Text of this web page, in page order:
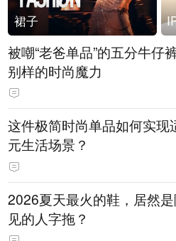
裙子
被嘲“老爸单品”的五分牛仔
别样的时尚魔力
这件极简时尚单品如何实现
元生活场景？
2026夏天最火的鞋，居然
见的人字拖？